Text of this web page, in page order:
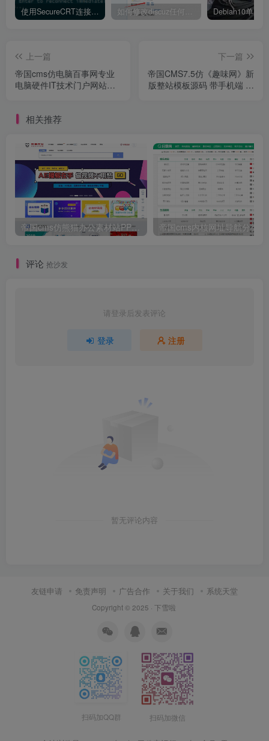
使用SecureCRT连接Ubuntu20.04报错：Key exchange failed. No compatible key exchange method. 如何修改discuz任何模板的编辑器默认字体类型和默认字体大小
上一篇
帝国cms仿电脑百事网专业
电脑硬件IT技术门户网站源
下一篇
帝国CMS7.5仿《趣味网》新
版整站模板源码 带手机端 视
相关推荐
帝国cms仿熊猫办公素材站PPT模板简历模板下载站源码+WAP手机端+采集器+第四方支付
评论 抢沙发
请登录后发表评论
登录 注册
暂无评论内容
友链申请 免责声明 广告合作 关于我们 系统天堂
Copyright © 2025 · 下雪啦
扫码加QQ群 扫码加微信